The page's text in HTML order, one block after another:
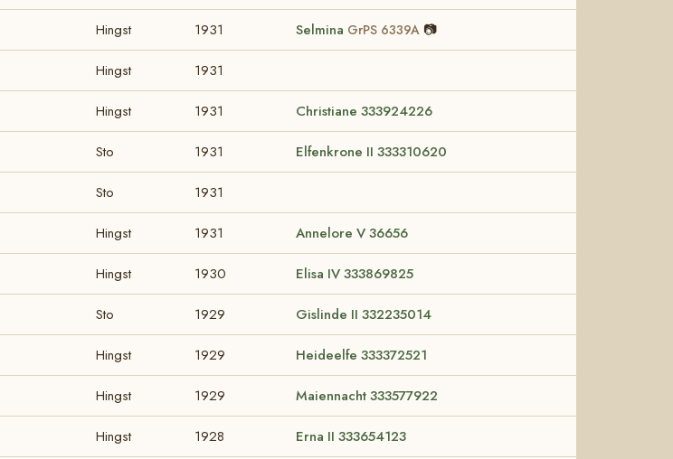
Hingst 1931 Selmina GrPS 6339A 📷
Hingst 1931
Hingst 1931 Christiane 333924226
Sto 1931 Elfenkrone II 333310620
Sto 1931
Hingst 1931 Annelore V 36656
Hingst 1930 Elisa IV 333869825
Sto 1929 Gislinde II 332235014
Hingst 1929 Heideelfe 333372521
Hingst 1929 Maiennacht 333577922
Hingst 1928 Erna II 333654123